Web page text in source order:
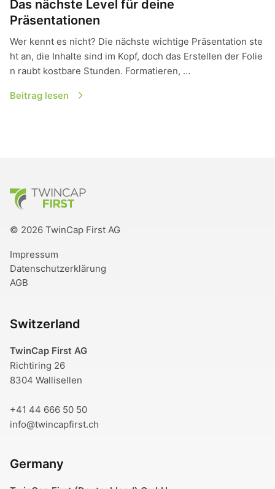
Das nächste Level für deine
Präsentationen
Wer kennt es nicht? Die nächste wichtige Präsentation ste
ht an, die Inhalte sind im Kopf, doch das Erstellen der Folie
n raubt kostbare Stunden. Formatieren, …
Beitrag lesen
TwinCap First
© 2026 TwinCap First AG
Impressum
Datenschutzerklärung
AGB
Switzerland
TwinCap First AG
Richtiring 26
8304 Wallisellen
+41 44 666 50 50
info@twincapfirst.ch
Germany